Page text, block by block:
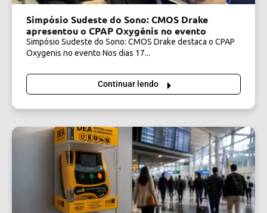
Simpósio Sudeste do Sono: CMOS Drake
apresentou o CPAP Oxygênis no evento
Simpósio Sudeste do Sono: CMOS Drake destaca o CPAP
Oxygenis no evento Nos dias 17...
Continuar lendo